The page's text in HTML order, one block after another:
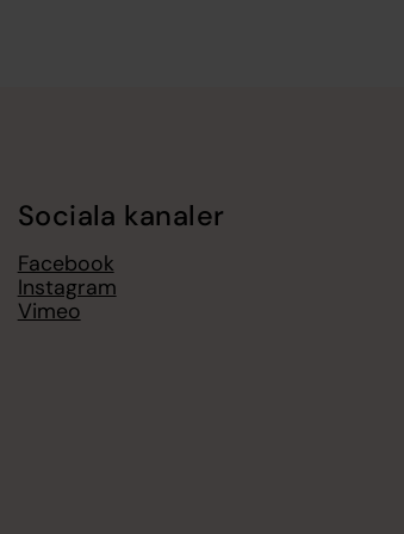
Sociala kanaler
Facebook
Instagram
Vimeo